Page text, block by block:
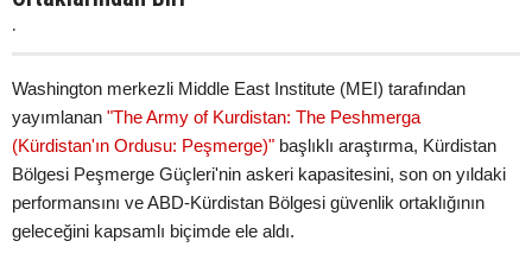
.
Washington merkezli Middle East Institute (MEI) tarafından
yayımlanan "The Army of Kurdistan: The Peshmerga
(Kürdistan'ın Ordusu: Peşmerge)" başlıklı araştırma, Kürdistan
Bölgesi Peşmerge Güçleri'nin askeri kapasitesini, son on yıldaki
performansını ve ABD-Kürdistan Bölgesi güvenlik ortaklığının
geleceğini kapsamlı biçimde ele aldı.